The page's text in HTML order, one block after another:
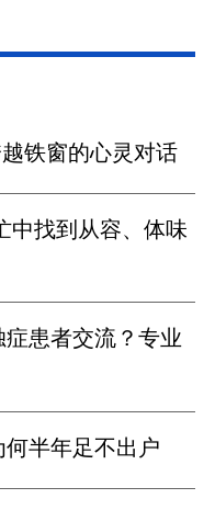
铁窗的心灵对话
中找到从容、体味
患者交流？专业
半年足不出户